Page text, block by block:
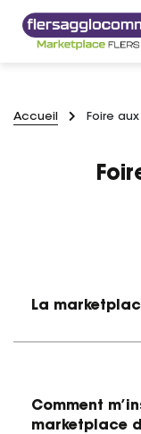
Accueil Foire
La
Comment
marketplace